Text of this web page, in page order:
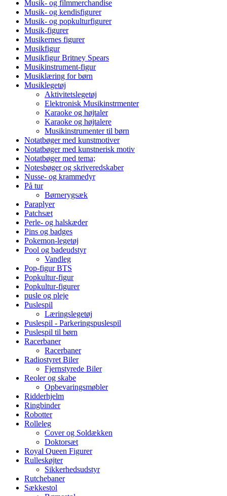
Musik- og filmmerchandise
Musik- og kendisfigurer
Musik- og popkulturfigurer
Musik-figurer
Musikernes figurer
Musikfigur
Musikfigur Britney Spears
Musikinstrument-figur
Musiklæring for børn
Musiklegetøj
Aktivitetslegetøj
Elektronisk Musikinstrmenter
Karaoke og højtaler
Karaoke og højtalere
Musikinstrumenter til børn
Notatbøger med kunstmotiver
Notatbøger med kunstnerisk motiv
Notatbøger med tema;
Notesbøger og skriveredskaber
Nusse- og krammedyr
På tur
Børnerygsæk
Paraplyer
Patchsæt
Perle- og halskæder
Pins og badges
Pokemon-legetøj
Pool og badeudstyr
Vandleg
Pop-figur BTS
Popkultur-figur
Popkultur-figurer
pusle og pleje
Puslespil
Læringslegetøj
Puslespil - Parkeringspuslespil
Puslespil til børn
Racerbaner
Racerbaner
Radiostyret Biler
Fjernstyrede Biler
Reoler og skabe
Opbevaringsmøbler
Ridderhjelm
Ringbinder
Robotter
Rolleleg
Cover og Soldækken
Doktorsæt
Royal Queen Figurer
Rulleskøjter
Sikkerhedsudstyr
Rutchebaner
Sækkestol